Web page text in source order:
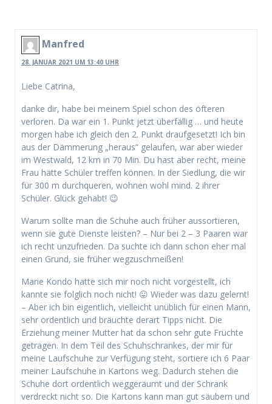
Manfred
28. JANUAR 2021 UM 13:40 UHR
Liebe Catrina,
danke dir, habe bei meinem Spiel schon des öfteren
verloren. Da war ein 1. Punkt jetzt überfällig … und heute
morgen habe ich gleich den 2. Punkt draufgesetzt! Ich bin
aus der Dämmerung „heraus“ gelaufen, war aber wieder
im Westwald, 12 km in 70 Min. Du hast aber recht, meine
Frau hätte Schüler treffen können. In der Siedlung, die wir
für 300 m durchqueren, wohnen wohl mind. 2 ihrer
Schüler. Glück gehabt! 😉
Warum sollte man die Schuhe auch früher aussortieren,
wenn sie gute Dienste leisten? – Nur bei 2 – 3 Paaren war
ich recht unzufrieden. Da suchte ich dann schon eher mal
einen Grund, sie früher wegzuschmeißen!
Marie Kondo hatte sich mir noch nicht vorgestellt, ich
kannte sie folglich noch nicht! 😛 Wieder was dazu gelernt!
– Aber ich bin eigentlich, vielleicht unüblich für einen Mann,
sehr ordentlich und bräuchte derart Tipps nicht. Die
Erziehung meiner Mutter hat da schon sehr gute Früchte
getragen. In dem Teil des Schuhschrankes, der mir für
meine Laufschuhe zur Verfügung steht, sortiere ich 6 Paar
meiner Laufschuhe in Kartons weg. Dadurch stehen die
Schuhe dort ordentlich weggeräumt und der Schrank
verdreckt nicht so. Die Kartons kann man gut säubern und